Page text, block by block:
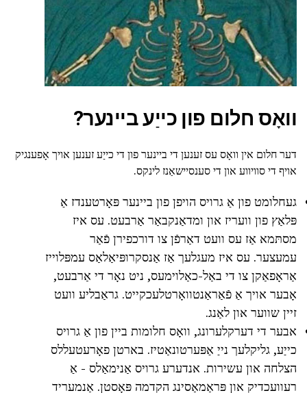
וואָס חלום פון כייַע ביינער?
דער חלום אין וואָס עס זענען די ביינער פון די כייַע זענען אויך אָפענגיק
אויף די סוויווע און די סענסיישאַנז לינקס.
געחלומט פון אַ גרויס הויפן פון ביינער פּאָרטענדז אַ
פּלאַץ פון וועריז און ומדאַנקבאַר אַרבעט. עס איז
מסתּמא אַז עס וועט דאַרפֿן צו דורכפירן פֿאַר
עמעצער. עס איז מעגלעך אַז אַנסקרופּיאַלאַס עמפּלוייז
אַראָפאַקן צו די באַל-כאַלוימעס, ניט נאָר די אַרבעט,
אָבער אויך אַ פֿאַראַנטוואָרטלעכקייט. גראַבליע וועט
זיין שווער און לאַנג.
אבער די דערקלערונג, וואָס חלומות ביין פון אַ גרויס
כייַע, גליקלעך נייַ אַפּערטונאַטיז. בארטן פאָרעטעללס
הצלחה און עשירות. אנדערע גרויס אַנימאַלס - אַ
רעוועכדיק און פּראַמאַסינג הקדמה פּאָסטן. אַנמעריד